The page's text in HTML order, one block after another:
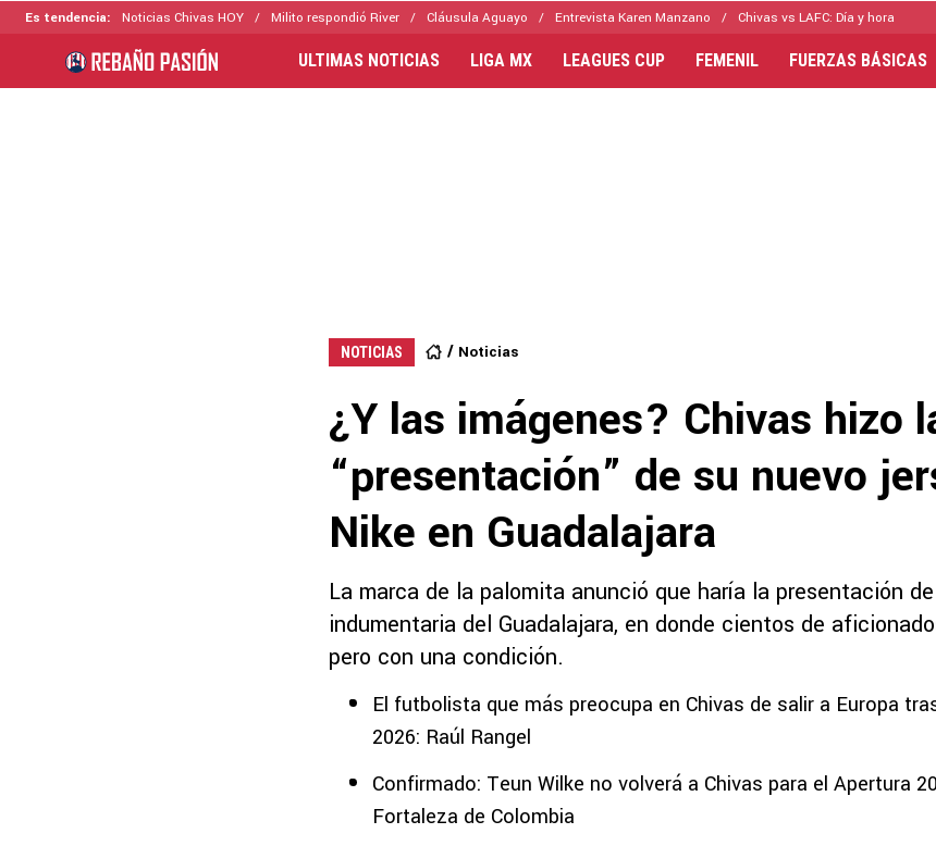
Es tendencia: Noticias Chivas HOY Milito respondió River Cláusula Aguayo Entrevista Karen Manzano Chivas vs LAFC: Día y hora
ULTIMAS NOTICIAS LIGA MX LEAGUES CUP FEMENIL FUERZAS BÁSICAS
NOTICIAS Noticias
¿Y las imágenes? Chivas hizo
“presentación” de su nuevo
Nike en Guadalajara
La marca de la palomita anunció que haría la presentación
indumentaria del Guadalajara, en donde cientos de
pero con una condición.
El futbolista que más preocupa en Chivas de salir a Europa
2026: Raúl Rangel
Confirmado: Teun Wilke no volverá a Chivas para el Apertura
Fortaleza de Colombia